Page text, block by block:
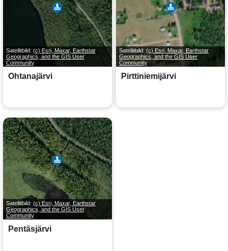
Satellitbild: (c) Esri, Maxar, Earthstar
Geographics, and the GIS User
Community
Ohtanajärvi
Satellitbild: (c) Esri, Maxar, Earthstar
Geographics, and the GIS User
Community
Pirttiniemijärvi
Satellitbild: (c) Esri, Maxar, Earthstar
Geographics, and the GIS User
Community
Pentäsjärvi